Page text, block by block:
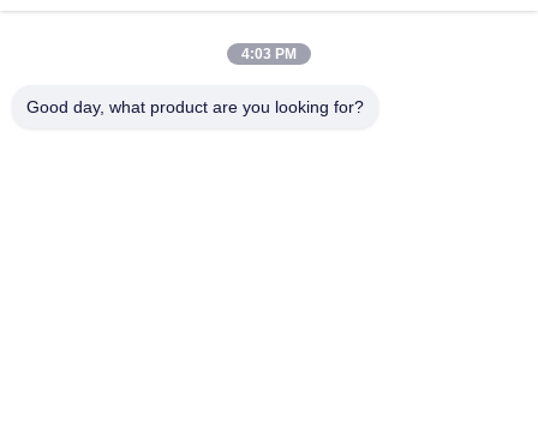
4:03 PM
Good day, what product are you looking for?